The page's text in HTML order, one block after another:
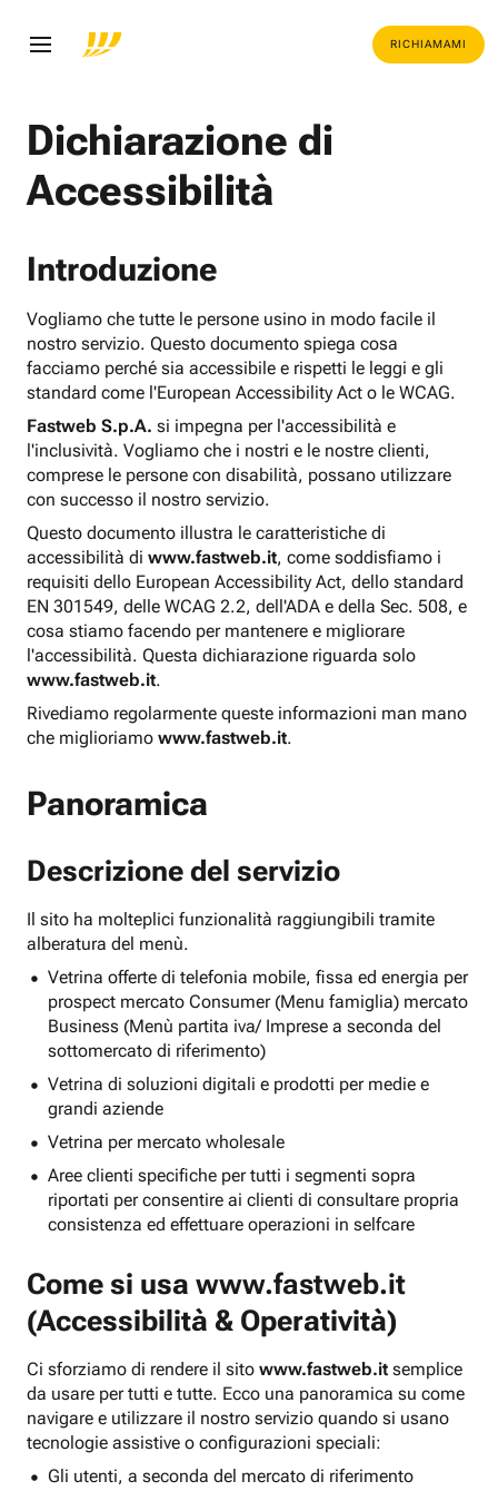
RICHIAMAMI
Dichiarazione di
Accessibilità
Introduzione
Vogliamo che tutte le persone usino in modo facile il
nostro servizio. Questo documento spiega cosa
facciamo perché sia accessibile e rispetti le leggi e gli
standard come l'European Accessibility Act o le WCAG.
Fastweb S.p.A. si impegna per l'accessibilità e
l'inclusività. Vogliamo che i nostri e le nostre clienti,
comprese le persone con disabilità, possano utilizzare
con successo il nostro servizio.
Questo documento illustra le caratteristiche di
accessibilità di www.fastweb.it, come soddisfiamo i
requisiti dello European Accessibility Act, dello standard
EN 301549, delle WCAG 2.2, dell'ADA e della Sec. 508, e
cosa stiamo facendo per mantenere e migliorare
l'accessibilità. Questa dichiarazione riguarda solo
www.fastweb.it.
Rivediamo regolarmente queste informazioni man mano
che miglioriamo www.fastweb.it.
Panoramica
Descrizione del servizio
Il sito ha molteplici funzionalità raggiungibili tramite
alberatura del menù.
Vetrina offerte di telefonia mobile, fissa ed energia per
prospect mercato Consumer (Menu famiglia) mercato
Business (Menù partita iva/ Imprese a seconda del
sottomercato di riferimento)
Vetrina di soluzioni digitali e prodotti per medie e
grandi aziende
Vetrina per mercato wholesale
Aree clienti specifiche per tutti i segmenti sopra
riportati per consentire ai clienti di consultare propria
consistenza ed effettuare operazioni in selfcare
Come si usa www.fastweb.it
(Accessibilità & Operatività)
Ci sforziamo di rendere il sito www.fastweb.it semplice
da usare per tutti e tutte. Ecco una panoramica su come
navigare e utilizzare il nostro servizio quando si usano
tecnologie assistive o configurazioni speciali:
Gli utenti, a seconda del mercato di riferimento